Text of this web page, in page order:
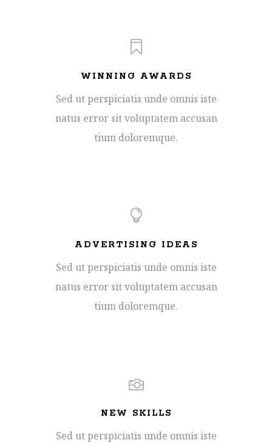
WINNING AWARDS
Sed ut perspiciatis unde omnis iste
natus error sit voluptatem accusan
tium doloremque.
ADVERTISING IDEAS
Sed ut perspiciatis unde omnis iste
natus error sit voluptatem accusan
tium doloremque.
NEW SKILLS
Sed ut perspiciatis unde omnis iste